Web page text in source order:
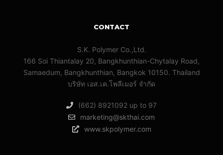
CONTACT
S.K. Polymer Co.,Ltd.
166 Soi Thiantalay 20, Bangkhunthian-Chytalay Road,
Samaedum, Bangkhunthian, Bangkok 10150. Thailand
บริษัท เอส.เค.โพลีเมอร์ จํากัด
(662) 8921092 up to 97
marketing@skthai.com
www.skpolymer.com